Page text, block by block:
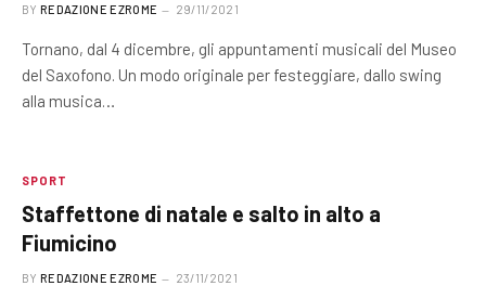
BY REDAZIONE EZROME 29/11/2021
Tornano, dal 4 dicembre, gli appuntamenti musicali del Museo
del Saxofono. Un modo originale per festeggiare, dallo swing
alla musica…
SPORT
Staffettone di natale e salto in alto a
Fiumicino
BY REDAZIONE EZROME 23/11/2021